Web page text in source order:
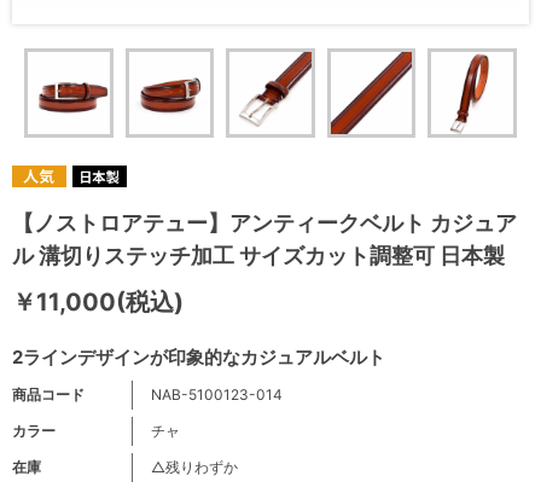
【ノストロアテュー】アンティークベルト カジュア
ル 溝切りステッチ加工 サイズカット調整可 日本製
2ラインデザインが印象的なカジュアルベルト
￥11,000(税込)
商品コード
NAB-5100123-014
カラー
チャ
在庫
△残りわずか